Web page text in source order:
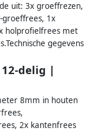
uit: 3x groeffrezen,
groeffrees, 1x
holprofielfrees met
gegevens
delig |
8mm in houten
2x kantenfrees